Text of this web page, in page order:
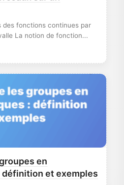
des fonctions continues par
La notion de fonction...
en
définition et exemples